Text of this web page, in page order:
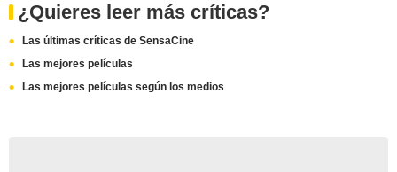
¿Quieres leer más críticas?
Las últimas críticas de SensaCine
Las mejores películas
Las mejores películas según los medios